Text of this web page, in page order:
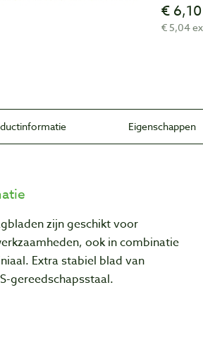
€ 6,10
€ 5,04
Eigenschappen
zijn geschikt voor
ook in combinatie
Extra stabiel blad van
gereedschapsstaal.